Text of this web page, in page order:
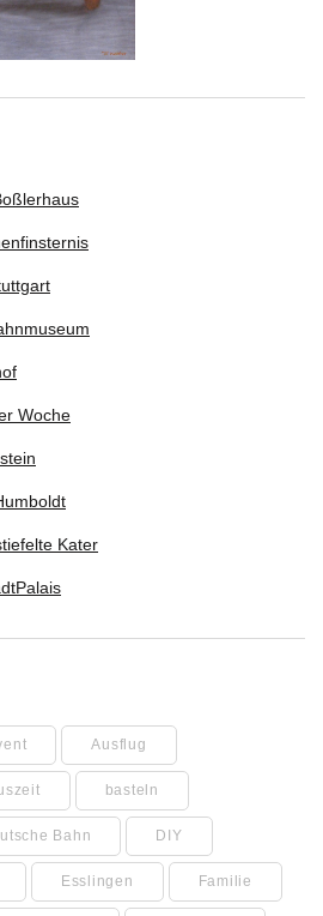
Woche
Kater
Ausflug
basteln
Bahn DIY
Esslingen Familie